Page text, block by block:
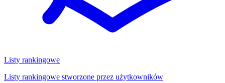
Listy rankingowe
Listy rankingowe stworzone przez użytkowników